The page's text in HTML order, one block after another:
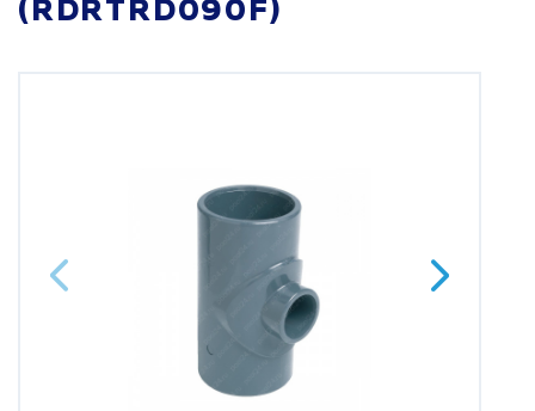
(RDRTRD090F)